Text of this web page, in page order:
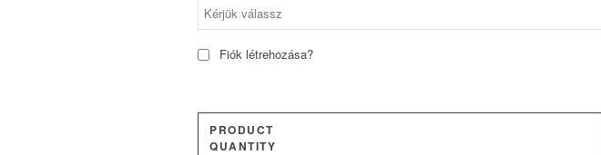
Fiók létrehozása?
PRODUCT
QUANTITY